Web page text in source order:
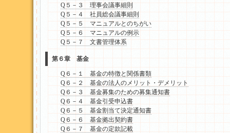
Q５－３ 理事会議事細則
Q５－４ 社員総会議事細則
Q５－５ マニュアルとのちがい
Q５－６ マニュアルの例示
Q５－７ 文書管理体系
第６章 基金
Q６－１ 基金の特徴と関係書類
Q６－２ 基金の法人のメリット・デメリット
Q６－３ 基金募集のための募集通知書
Q６－４ 基金引受申込書
Q６－５ 基金割当て決定通知書
Q６－６ 基金拠出契約書
Q６－７ 基金の定款記載